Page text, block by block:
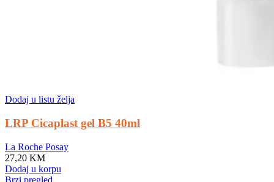
Dodaj u listu želja
LRP Cicaplast gel B5 40ml
La Roche Posay
27,20 KM
Dodaj u korpu
Brzi pregled